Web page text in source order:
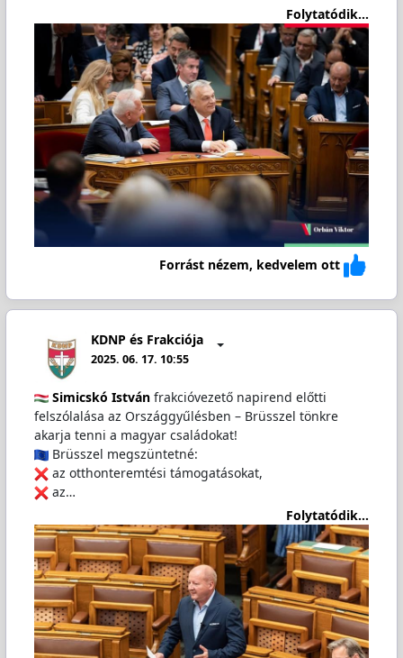
Folytatódik...
Forrást nézem, kedvelem ott
KDNP és Frakciója
2025. 06. 17. 10:55
Simicskó Istvánfrakcióvezető napirend előtti
felszólalása az Országgyűlésben – Brüsszel tönkre
akarja tenni a magyar családokat!
Brüsszel megszüntetné:
️ az otthonteremtési támogatásokat,
️ az…
Folytatódik...